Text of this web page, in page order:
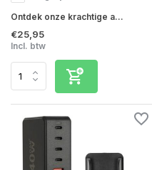
Ontdek onze krachtige a...
€25,95
Incl. btw